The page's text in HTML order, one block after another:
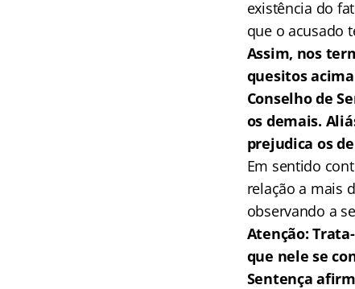
existência do
que o acusado
Assim, nos
quesitos
Conselho de
os demais.
prejudica os
Em sentido
relação a mais
observando a
Atenção:
que nele se
Sentença